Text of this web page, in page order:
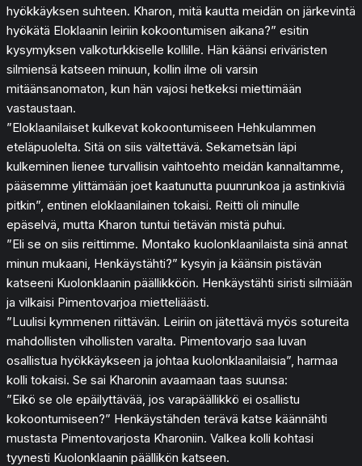
hyökkäyksen suhteen. Kharon, mitä kautta meidän on järkevintä
hyökätä Eloklaanin leiriin kokoontumisen aikana?” esitin
kysymyksen valkoturkkiselle kollille. Hän käänsi eriväristen
silmiensä katseen minuun, kollin ilme oli varsin
mitäänsanomaton, kun hän vajosi hetkeksi miettimään
vastaustaan.
”Eloklaanilaiset kulkevat kokoontumiseen Hehkulammen
eteläpuolelta. Sitä on siis vältettävä. Sekametsän läpi
kulkeminen lienee turvallisin vaihtoehto meidän kannaltamme,
pääsemme ylittämään joet kaatunutta puunrunkoa ja astinkiviä
pitkin”, entinen eloklaanilainen tokaisi. Reitti oli minulle
epäselvä, mutta Kharon tuntui tietävän mistä puhui.
”Eli se on siis reittimme. Montako kuolonklaanilaista sinä annat
minun mukaani, Henkäystähti?” kysyin ja käänsin pistävän
katseeni Kuolonklaanin päällikköön. Henkäystähti siristi silmiään
ja vilkaisi Pimentovarjoa mietteliäästi.
”Luulisi kymmenen riittävän. Leiriin on jätettävä myös sotureita
mahdollisten vihollisten varalta. Pimentovarjo saa luvan
osallistua hyökkäykseen ja johtaa kuolonklaanilaisia”, harmaa
kolli tokaisi. Se sai Kharonin avaamaan taas suunsa:
”Eikö se ole epäilyttävää, jos varapäällikkö ei osallistu
kokoontumiseen?” Henkäystähden terävä katse käännähti
mustasta Pimentovarjosta Kharoniin. Valkea kolli kohtasi
tyynesti Kuolonklaanin päällikön katseen.